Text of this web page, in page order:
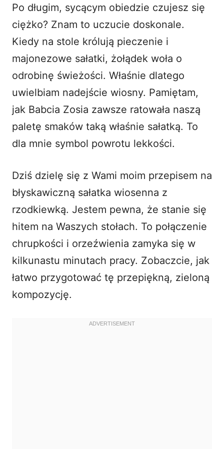
i
d
e
o
Po długim, sycącym obiedzie czujesz się
ciężko? Znam to uczucie doskonale.
Kiedy na stole królują pieczenie i
majonezowe sałatki, żołądek woła o
odrobinę świeżości. Właśnie dlatego
uwielbiam nadejście wiosny. Pamiętam,
jak Babcia Zosia zawsze ratowała naszą
paletę smaków taką właśnie sałatką. To
dla mnie symbol powrotu lekkości.
Dziś dzielę się z Wami moim przepisem na
błyskawiczną sałatka wiosenna z
rzodkiewką. Jestem pewna, że stanie się
hitem na Waszych stołach. To połączenie
chrupkości i orzeźwienia zamyka się w
kilkunastu minutach pracy. Zobaczcie, jak
łatwo przygotować tę przepiękną, zieloną
kompozycję.